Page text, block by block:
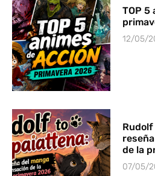
TOP 5
12/05/
de la
07/05/